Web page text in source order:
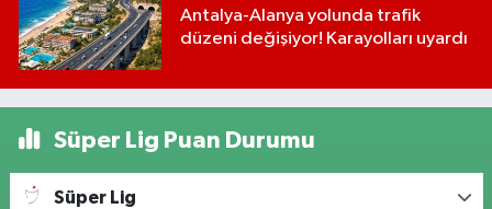
Antalya-Alanya yolunda trafik
düzeni değişiyor! Karayolları uyardı
Süper Lig Puan Durumu
Süper Lig